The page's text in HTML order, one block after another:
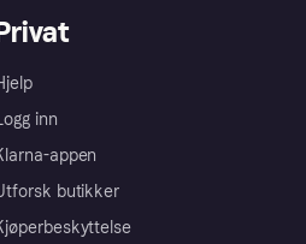
inn
appen
butikker